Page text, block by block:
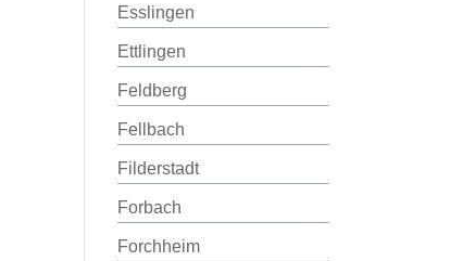
Esslingen
Ettlingen
Feldberg
Fellbach
Filderstadt
Forbach
Forchheim